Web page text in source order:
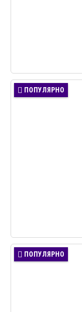
ПОПУЛЯРНО
ПОПУЛЯРНО